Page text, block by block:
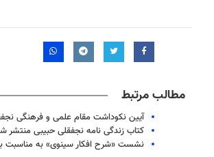
مطالب مرتبط
آیین نکوداشت مقام علمی و فرهنگی
کتاب زندگی نامه نجفقلی حبیبی منتشر
نشست «شرح افکار سینوی» به مناسبت
روزنامه‌های صبح پنج‌شنبه ۱۵ مرداد ۱۴۰۵